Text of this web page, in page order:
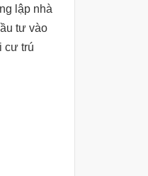
lập nhà
tư vào
cư trú